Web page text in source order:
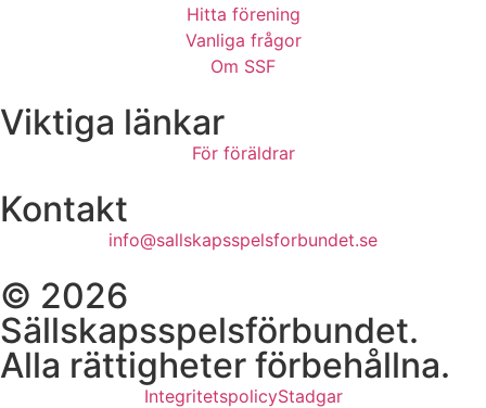
Hitta förening
Vanliga frågor
Om SSF
Viktiga länkar
För föräldrar
Kontakt
info@sallskapsspelsforbundet.se
© 2026
Sällskapsspelsförbundet.
Alla rättigheter förbehållna.
IntegritetspolicyStadgar